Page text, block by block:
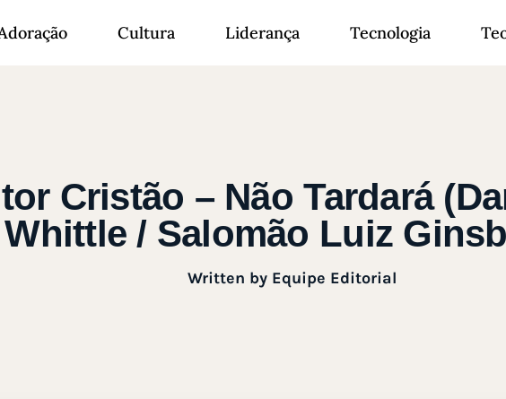
Cultura Liderança Tecnologia
Cristão – Não Tardará
Whittle / Salomão Luiz
Written byEquipe Editorial